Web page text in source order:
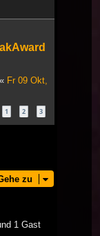
« Fr 09 Okt,
1 2 3
zu
1 Gast